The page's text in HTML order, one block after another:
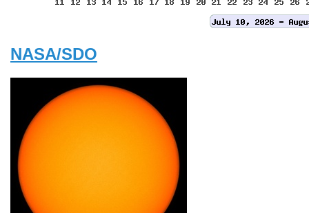
NASA/SDO